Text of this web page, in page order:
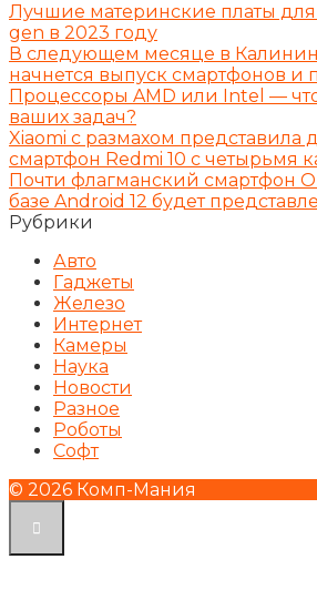
Лучшие материнские платы для
gen в 2023 году
В следующем месяце в
начнется выпуск смартфонов и
Процессоры AMD или Intel —
ваших задач?
Xiaomi с размахом представила
смартфон Redmi 10 с четырьмя
Почти флагманский смартфон
базе Android 12 будет
Рубрики
Авто
Гаджеты
Железо
Интернет
Камеры
Наука
Новости
Разное
Роботы
Софт
© 2026 Комп-Мания